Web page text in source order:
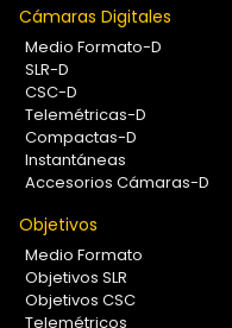
Cámaras Digitales
Medio Formato-D
SLR-D
CSC-D
Telemétricas-D
Compactas-D
Instantáneas
Accesorios Cámaras-D
Objetivos
Medio Formato
Objetivos SLR
Objetivos CSC
Telemétricos